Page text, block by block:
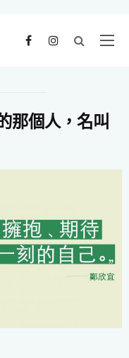
那個人，名叫